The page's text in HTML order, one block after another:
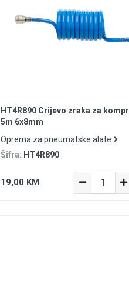
HT4R890 Crijevo zraka za
5m 6x8mm
Oprema za pneumatske alate
Šifra: HT4R890
19,00 KM